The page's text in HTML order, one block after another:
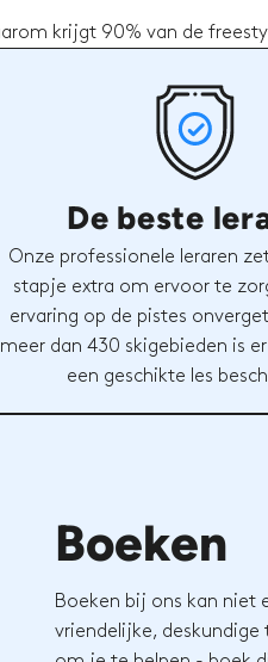
krijgt 90% van de
De beste
Onze professionele leraren
stapje extra om ervoor te
ervaring op de pistes
meer dan 430 skigebieden is
een geschikte les
Boeken
Boeken bij ons kan niet
vriendelijke,